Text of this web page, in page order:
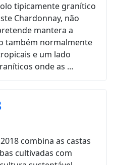
tipicamente granítico
Chardonnay, não
mantera a
também normalmente
e um lado
onde as …
combina as castas
cultivadas com